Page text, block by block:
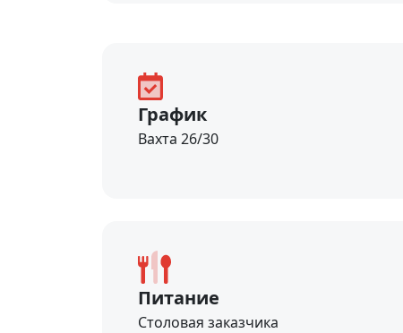
График
Вахта 26/30
Питание
Столовая заказчика